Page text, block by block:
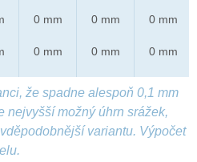
0 mm
0 mm
0 mm
0 mm
0 mm
0 mm
že spadne alespoň 0,1 mm
nejvyšší možný úhrn srážek,
variantu. Výpočet